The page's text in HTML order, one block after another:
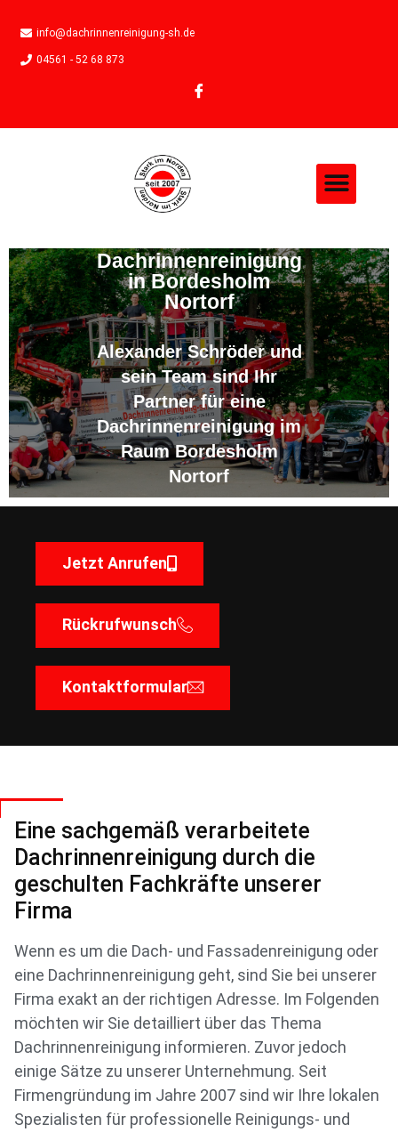
info@dachrinnenreinigung-sh.de
04561 - 52 68 873
Dachrinnenreinigung
in Bordesholm
Nortorf
Alexander Schröder und
sein Team sind Ihr
Partner für eine
Dachrinnenreinigung im
Raum Bordesholm
Nortorf
Jetzt Anrufen
Rückrufwunsch
Kontaktformular
Eine sachgemäß verarbeitete
Dachrinnenreinigung durch die
geschulten Fachkräfte unserer
Firma
Wenn es um die Dach- und Fassadenreinigung oder
eine Dachrinnenreinigung geht, sind Sie bei unserer
Firma exakt an der richtigen Adresse. Im Folgenden
möchten wir Sie detailliert über das Thema
Dachrinnenreinigung informieren. Zuvor jedoch
einige Sätze zu unserer Unternehmung. Seit
Firmengründung im Jahre 2007 sind wir Ihre lokalen
Spezialisten für professionelle Reinigungs- und